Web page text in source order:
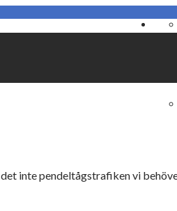
inte pendeltågstrafiken vi